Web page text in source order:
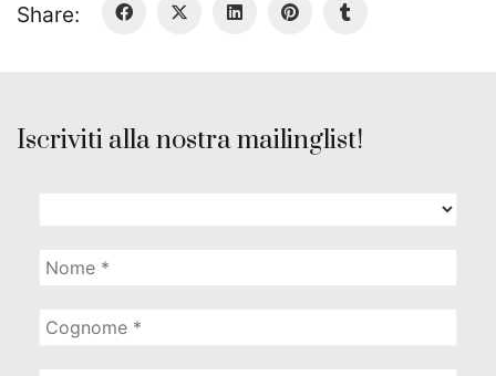
Share:
Iscriviti alla nostra mailinglist!